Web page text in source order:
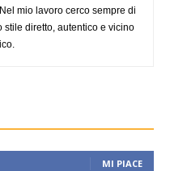
mio lavoro cerco sempre di
stile diretto, autentico e vicino
MI PIACE